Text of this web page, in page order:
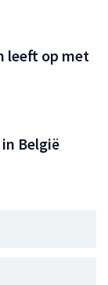
leeft op met
België